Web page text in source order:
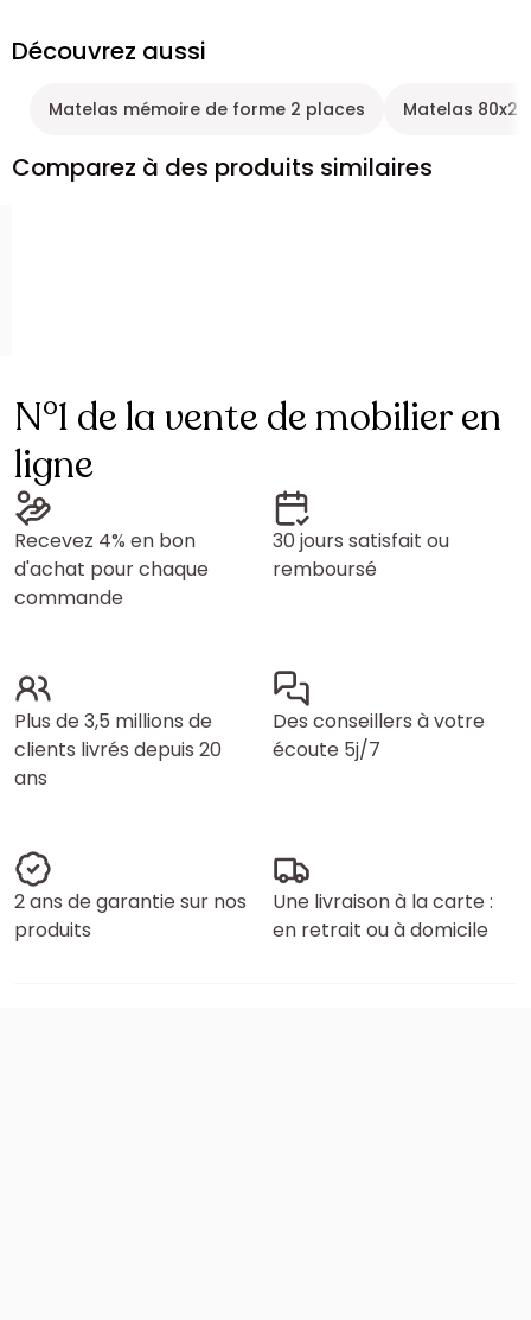
Découvrez aussi
Matelas mémoire de forme 2 places Matelas
Comparez à des produits similaires
N°1 de la vente de mobilier en
ligne
Recevez 4% en bon
d'achat pour chaque
commande
30 jours satisfait ou
remboursé
Plus de 3,5 millions de
clients livrés depuis 20
ans
Des conseillers à votre
écoute 5j/7
2 ans de garantie sur nos
produits
Une livraison à la carte :
en retrait ou à domicile